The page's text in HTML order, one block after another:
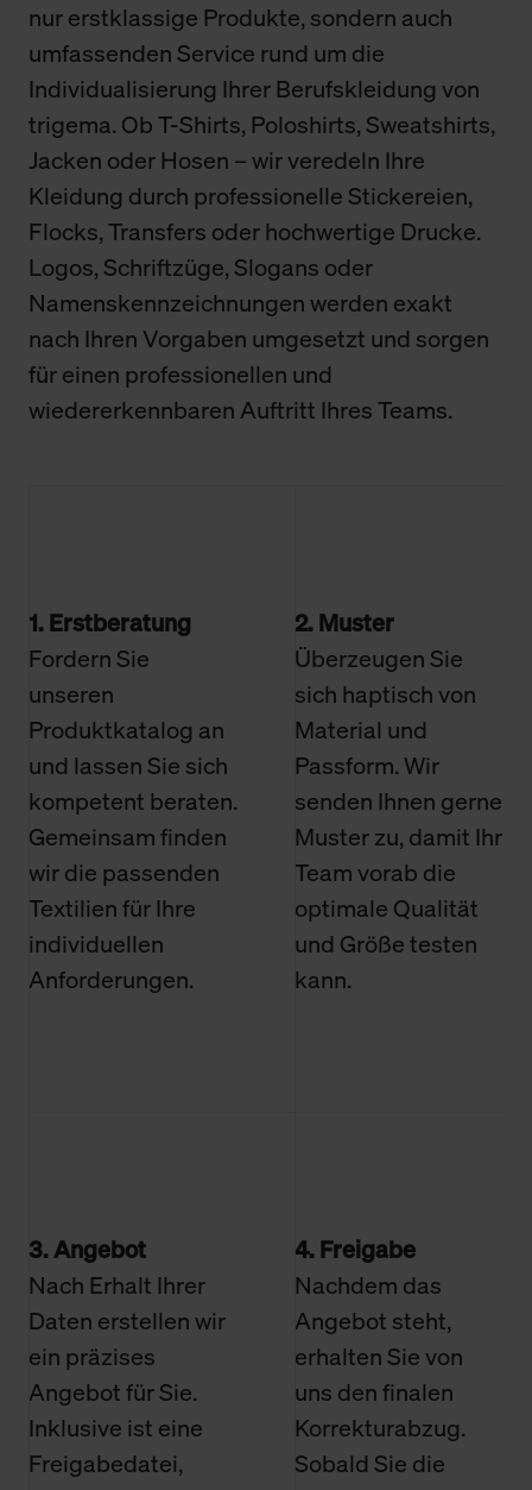
nur erstklassige Produkte, sondern auch
umfassenden Service rund um die
Individualisierung Ihrer Berufskleidung von
trigema. Ob T-Shirts, Poloshirts, Sweatshirts,
Jacken oder Hosen – wir veredeln Ihre
Kleidung durch professionelle Stickereien,
Flocks, Transfers oder hochwertige Drucke.
Logos, Schriftzüge, Slogans oder
Namenskennzeichnungen werden exakt
nach Ihren Vorgaben umgesetzt und sorgen
für einen professionellen und
wiedererkennbaren Auftritt Ihres Teams.
1. Erstberatung
Fordern Sie
unseren
Produktkatalog an
und lassen Sie sich
kompetent beraten.
Gemeinsam finden
wir die passenden
Textilien für Ihre
individuellen
Anforderungen.
2. Muster
Überzeugen Sie
sich haptisch von
Material und
Passform. Wir
senden Ihnen gerne
Muster zu, damit Ihr
Team vorab die
optimale Qualität
und Größe testen
kann.
3. Angebot
Nach Erhalt Ihrer
Daten erstellen wir
ein präzises
Angebot für Sie.
Inklusive ist eine
Freigabedatei,
4. Freigabe
Nachdem das
Angebot steht,
erhalten Sie von
uns den finalen
Korrekturabzug.
Sobald Sie die